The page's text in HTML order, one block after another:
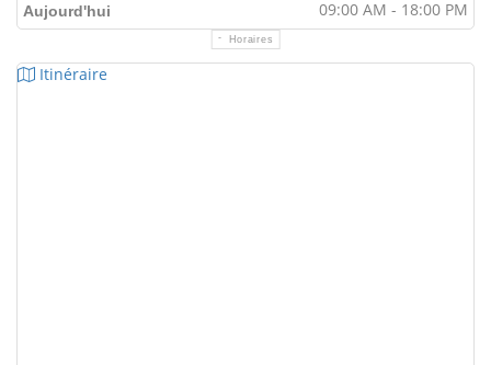
Aujourd'hui 09:00 AM - 18:00 PM
Horaires
Itinéraire